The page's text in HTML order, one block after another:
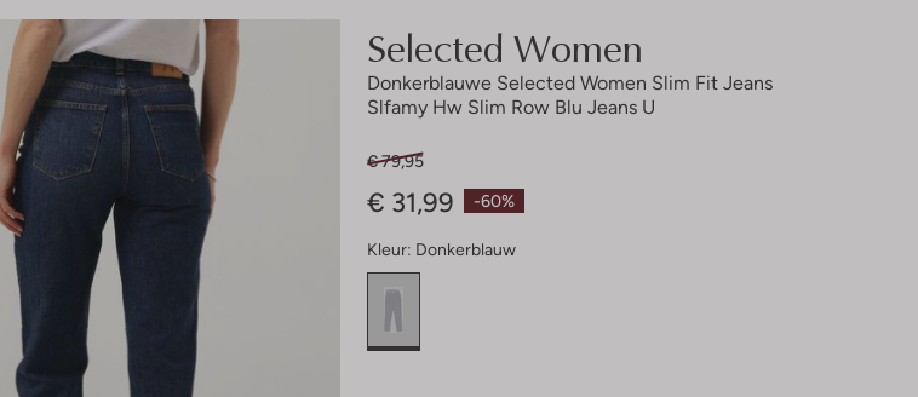
Selected Women
Donkerblauwe Selected Women Slim Fit Jeans
Slfamy Hw Slim Row Blu Jeans U
-60%
€ 79,95
€ 31,99
Kleur: Donkerblauw